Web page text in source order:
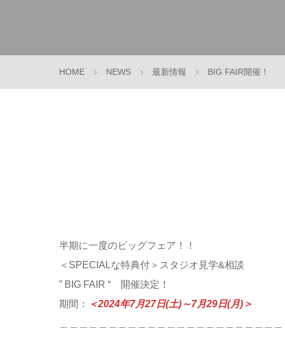
HOME NEWS 最新情報 BIG FAIR開催！
半期に一度のビッグフェア！！
＜SPECIALな特典付＞スタジオ見学&相談
” BIG FAIR “ 開催決定！
期間：
＜2024年7月27日(土)～7月29日(月)＞